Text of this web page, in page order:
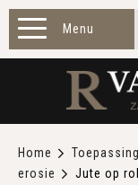
Menu
ZAKELIJK
Home
erosie
Jute op